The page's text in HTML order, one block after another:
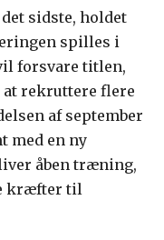
sidste, holdet
spilles i
forsvare titlen,
at rekruttere flere
af september
med en ny
åben træning,
kræfter til